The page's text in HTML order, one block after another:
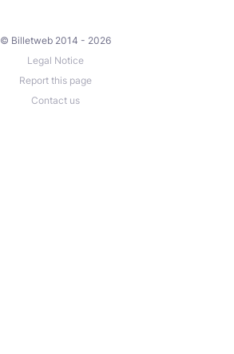
© Billetweb 2014 - 2026
Legal Notice
Report this page
Contact us